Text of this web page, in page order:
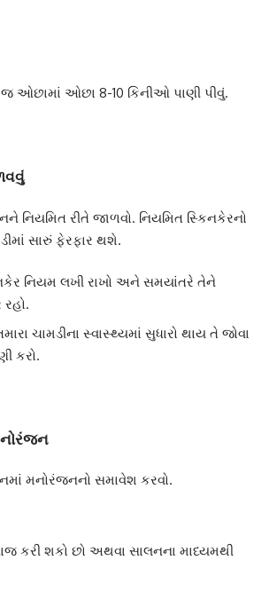
ઓછામાં ઓછા 8-10 કિનીઓ પાણી પીવું.
નિયમિત રીતે જાળવો. નિયમિત સ્કિનકેરનો
સારું ફેરફાર થશે.
નિયમ લખી રાખો અને સમયાંતરે તેને
ચામડીના સ્વાસ્થ્યમાં સુધારો થાય તે જોવા
કરો.
મનોરંજનનો સમાવેશ કરવો.
કરી શકો છો અથવા સાલનના માધ્યમથી